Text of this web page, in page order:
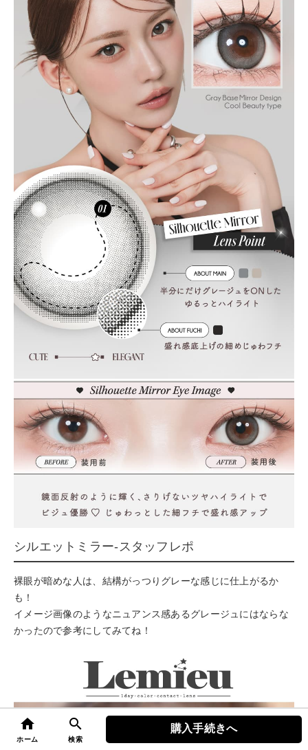
home
ホーム
search
検索
購入手続きへ
シルエットミラー-スタッフレポ
裸眼が暗めな人は、結構がっつりグレーな感じに仕上がるか
も！
イメージ画像のようなニュアンス感あるグレージュにはならな
かったので参考にしてみてね！